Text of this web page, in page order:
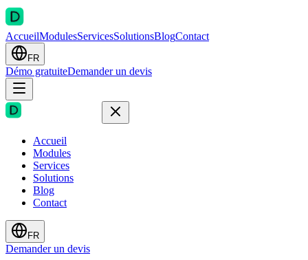
AccueilModulesServicesSolutionsBlogContact
FR
Démo gratuiteDemander un devis
Accueil
Modules
Services
Solutions
Blog
Contact
FR
Demander un devis